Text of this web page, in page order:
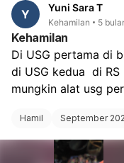
Y Yuni Sara T
Kehamilan 5
Kehamilan
Di USG pertama di
di USG kedua  di
mungkin alat usg
Hamil September